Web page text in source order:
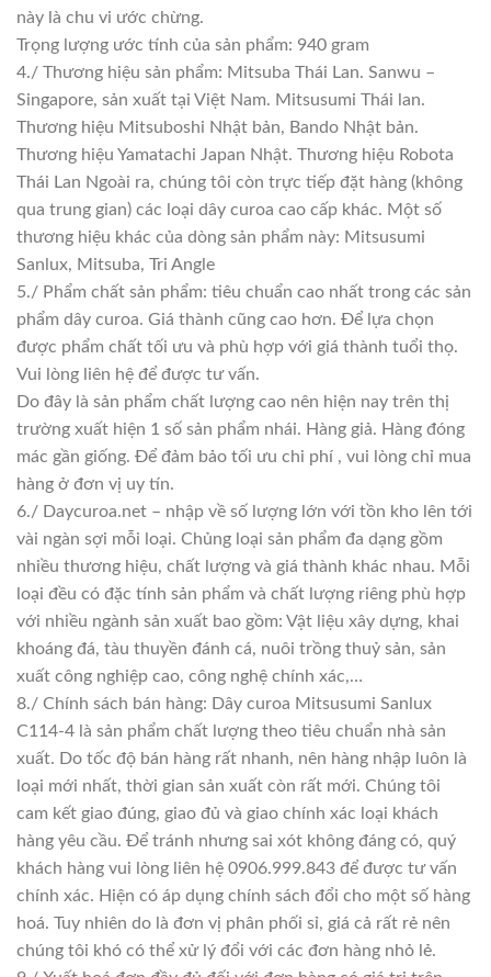
này là chu vi ước chừng.
Trọng lượng ước tính của sản phẩm: 940 gram
4./ Thương hiệu sản phẩm: Mitsuba Thái Lan. Sanwu –
Singapore, sản xuất tại Việt Nam. Mitsusumi Thái lan.
Thương hiệu Mitsuboshi Nhật bản, Bando Nhật bản.
Thương hiệu Yamatachi Japan Nhật. Thương hiệu Robota
Thái Lan Ngoài ra, chúng tôi còn trực tiếp đặt hàng (không
qua trung gian) các loại dây curoa cao cấp khác. Một số
thương hiệu khác của dòng sản phẩm này: Mitsusumi
Sanlux, Mitsuba, Tri Angle
5./ Phẩm chất sản phẩm: tiêu chuẩn cao nhất trong các sản
phẩm dây curoa. Giá thành cũng cao hơn. Để lựa chọn
được phẩm chất tối ưu và phù hợp với giá thành tuổi thọ.
Vui lòng liên hệ để được tư vấn.
Do đây là sản phẩm chất lượng cao nên hiện nay trên thị
trường xuất hiện 1 số sản phẩm nhái. Hàng giả. Hàng đóng
mác gần giống. Để đảm bảo tối ưu chi phí , vui lòng chỉ mua
hàng ở đơn vị uy tín.
6./ Daycuroa.net – nhập về số lượng lớn với tồn kho lên tới
vài ngàn sợi mỗi loại. Chủng loại sản phẩm đa dạng gồm
nhiều thương hiệu, chất lượng và giá thành khác nhau. Mỗi
loại đều có đặc tính sản phẩm và chất lượng riêng phù hợp
với nhiều ngành sản xuất bao gồm: Vật liệu xây dựng, khai
khoáng đá, tàu thuyền đánh cá, nuôi trồng thuỷ sản, sản
xuất công nghiệp cao, công nghệ chính xác,…
8./ Chính sách bán hàng: Dây curoa Mitsusumi Sanlux
C114-4 là sản phẩm chất lượng theo tiêu chuẩn nhà sản
xuất. Do tốc độ bán hàng rất nhanh, nên hàng nhập luôn là
loại mới nhất, thời gian sản xuất còn rất mới. Chúng tôi
cam kết giao đúng, giao đủ và giao chính xác loại khách
hàng yêu cầu. Để tránh nhưng sai xót không đáng có, quý
khách hàng vui lòng liên hệ 0906.999.843 để được tư vấn
chính xác. Hiện có áp dụng chính sách đổi cho một số hàng
hoá. Tuy nhiên do là đơn vị phân phối sỉ, giá cả rất rẻ nên
chúng tôi khó có thể xử lý đổi với các đơn hàng nhỏ lẻ.